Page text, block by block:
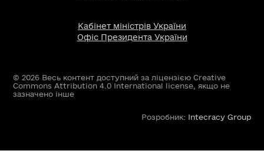
Кабінет міністрів України
Офіс Президента України
© 2026 Весь контент доступний за ліцензією Creative
Commons Attribution 4.0 International license, якщо не
зазначено інше
Розробник: Intecracy Group